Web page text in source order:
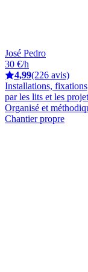
José Pedro
30 €/h
4,99(226 avis)
Installations,
par les lits et les
Organisé et
Chantier propre